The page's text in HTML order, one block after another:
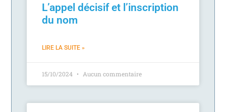
L’appel décisif et l’inscription
du nom
LIRE LA SUITE »
15/10/2024 Aucun commentaire